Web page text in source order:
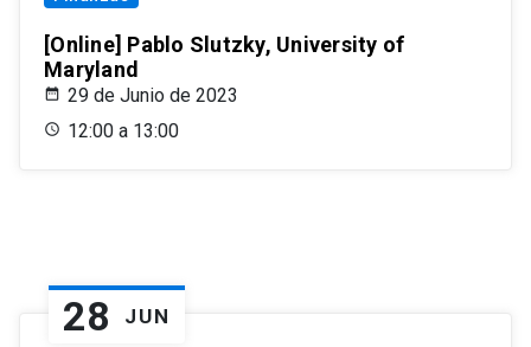
[Online] Pablo Slutzky, University of
Maryland
29 de Junio de 2023
12:00 a 13:00
28 JUN